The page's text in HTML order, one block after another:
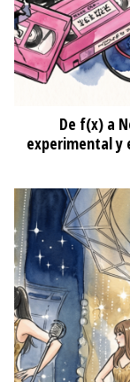
De f(x) a
experimental y